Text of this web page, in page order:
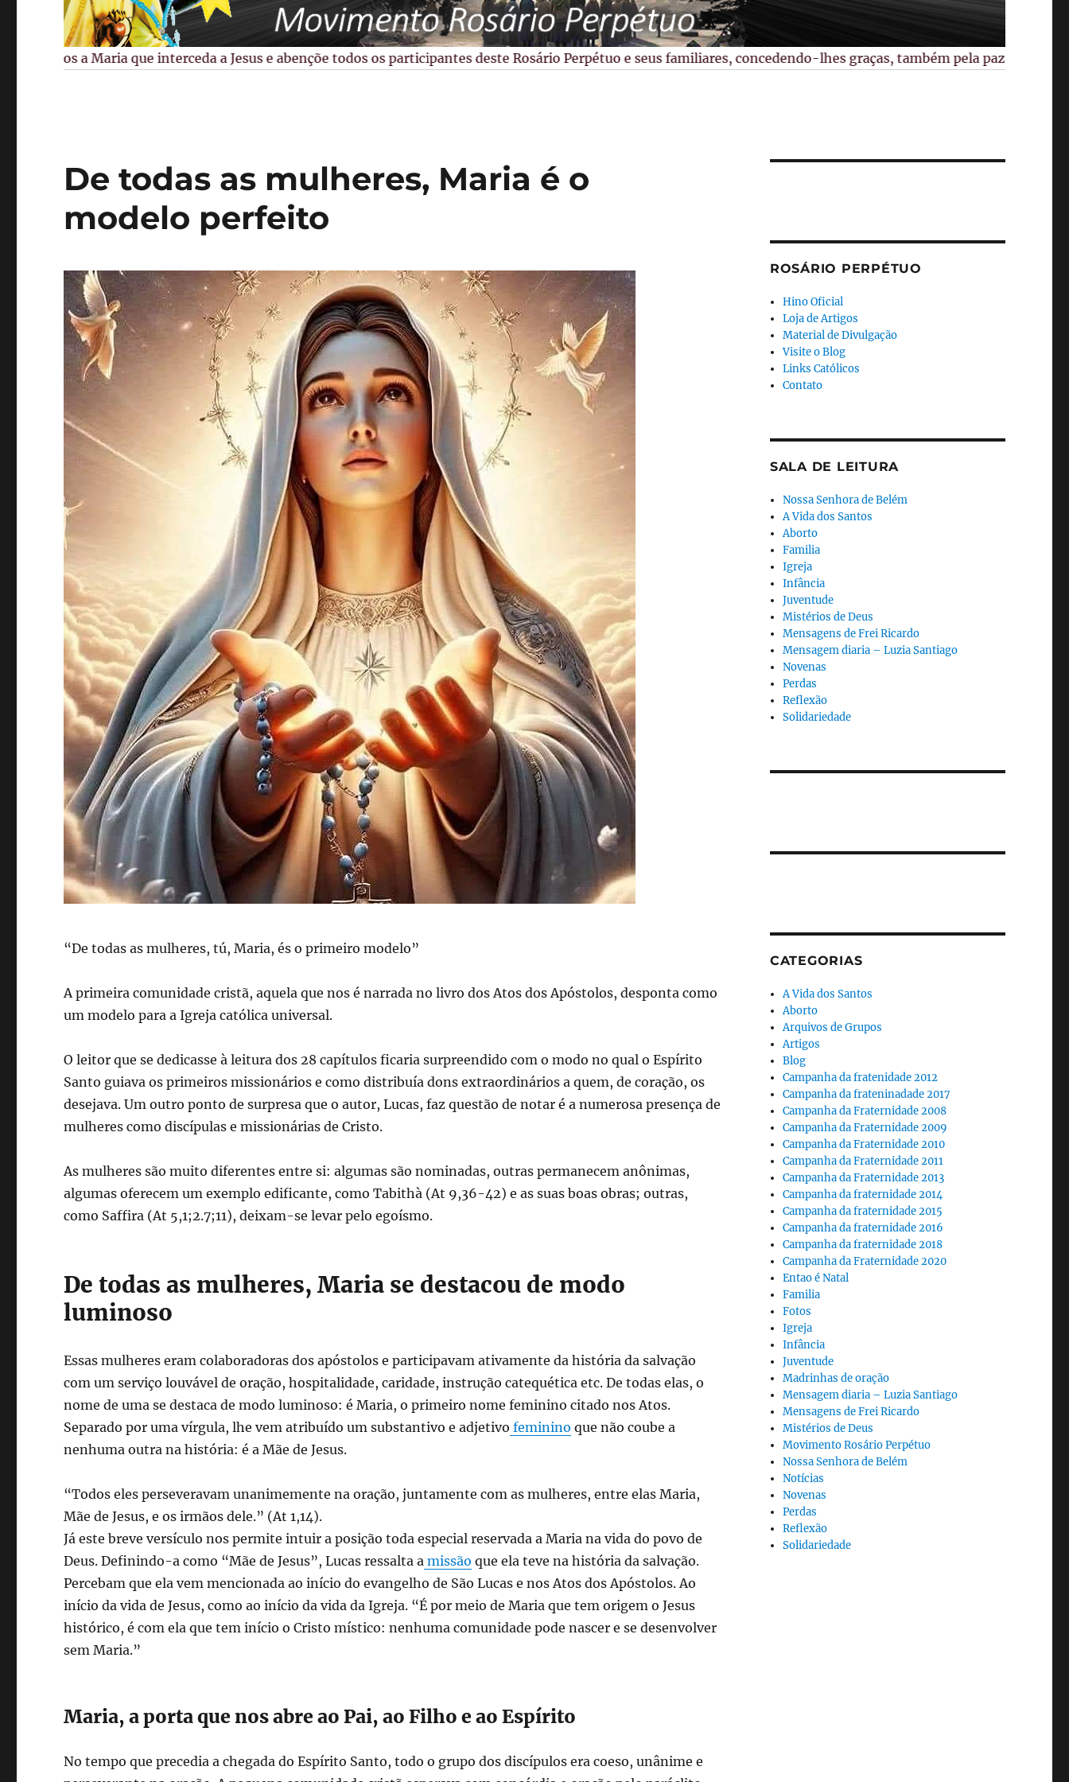
Pedimos a Maria que interceda a Jesus e abençõe todos os participantes deste Rosário Perpétuo e seus familiares, concedendo-lhes graças, também pela paz no
De todas as mulheres, Maria é o
modelo perfeito
“De todas as mulheres, tú, Maria, és o primeiro modelo”
A primeira comunidade cristã, aquela que nos é narrada no livro dos Atos dos Apóstolos, desponta como
um modelo para a Igreja católica universal.
O leitor que se dedicasse à leitura dos 28 capítulos ficaria surpreendido com o modo no qual o Espírito
Santo guiava os primeiros missionários e como distribuía dons extraordinários a quem, de coração, os
desejava. Um outro ponto de surpresa que o autor, Lucas, faz questão de notar é a numerosa presença de
mulheres como discípulas e missionárias de Cristo.
As mulheres são muito diferentes entre si: algumas são nominadas, outras permanecem anônimas,
algumas oferecem um exemplo edificante, como Tabithà (At 9,36-42) e as suas boas obras; outras,
como Saffira (At 5,1;2.7;11), deixam-se levar pelo egoísmo.
De todas as mulheres, Maria se destacou de modo
luminoso
Essas mulheres eram colaboradoras dos apóstolos e participavam ativamente da história da salvação
com um serviço louvável de oração, hospitalidade, caridade, instrução catequética etc. De todas elas, o
nome de uma se destaca de modo luminoso: é Maria, o primeiro nome feminino citado nos Atos.
Separado por uma vírgula, lhe vem atribuído um substantivo e adjetivo feminino que não coube a
nenhuma outra na história: é a Mãe de Jesus.
“Todos eles perseveravam unanimemente na oração, juntamente com as mulheres, entre elas Maria,
Mãe de Jesus, e os irmãos dele.” (At 1,14).
Já este breve versículo nos permite intuir a posição toda especial reservada a Maria na vida do povo de
Deus. Definindo-a como “Mãe de Jesus”, Lucas ressalta a missão que ela teve na história da salvação.
Percebam que ela vem mencionada ao início do evangelho de São Lucas e nos Atos dos Apóstolos. Ao
início da vida de Jesus, como ao início da vida da Igreja. “É por meio de Maria que tem origem o Jesus
histórico, é com ela que tem início o Cristo místico: nenhuma comunidade pode nascer e se desenvolver
sem Maria.”
Maria, a porta que nos abre ao Pai, ao Filho e ao Espírito
No tempo que precedia a chegada do Espírito Santo, todo o grupo dos discípulos era coeso, unânime e
ROSÁRIO PERPÉTUO
Hino Oficial
Loja de Artigos
Material de Divulgação
Visite o Blog
Links Católicos
Contato
SALA DE LEITURA
Nossa Senhora de Belém
A Vida dos Santos
Aborto
Familia
Igreja
Infância
Juventude
Mistérios de Deus
Mensagens de Frei Ricardo
Mensagem diaria – Luzia Santiago
Novenas
Perdas
Reflexão
Solidariedade
CATEGORIAS
A Vida dos Santos
Aborto
Arquivos de Grupos
Artigos
Blog
Campanha da fratenidade 2012
Campanha da frateninadade 2017
Campanha da Fraternidade 2008
Campanha da Fraternidade 2009
Campanha da Fraternidade 2010
Campanha da Fraternidade 2011
Campanha da Fraternidade 2013
Campanha da fraternidade 2014
Campanha da fraternidade 2015
Campanha da fraternidade 2016
Campanha da fraternidade 2018
Campanha da Fraternidade 2020
Entao é Natal
Familia
Fotos
Igreja
Infância
Juventude
Madrinhas de oração
Mensagem diaria – Luzia Santiago
Mensagens de Frei Ricardo
Mistérios de Deus
Movimento Rosário Perpétuo
Nossa Senhora de Belém
Notícias
Novenas
Perdas
Reflexão
Solidariedade